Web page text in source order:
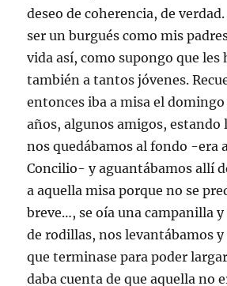
deseo de coherencia, de
ser un burgués como mis
vida así, como supongo que les
también a tantos jóvenes.
entonces iba a misa el
años, algunos amigos, estando
nos quedábamos al fondo -era
Concilio- y aguantábamos allí
a aquella misa porque no se
breve…, se oía una campanilla
de rodillas, nos levantábamos y
que terminase para poder
daba cuenta de que aquella no